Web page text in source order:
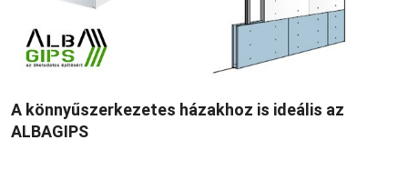
A könnyűszerkezetes házakhoz is ideális az
ALBAGIPS